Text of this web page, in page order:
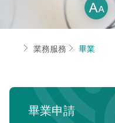
組織職掌
聯絡資訊
諮詢信箱
業務服務
法令規章
相關連結
書表下載
首頁業務服務 畢業
畢業申請